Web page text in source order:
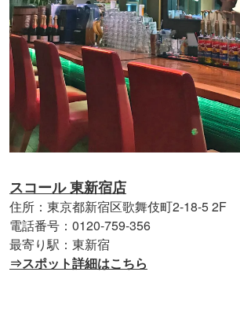
スコール 東新宿店
住所：東京都新宿区歌舞伎町2-18-5 2F
電話番号：0120-759-356
最寄り駅：東新宿
⇒スポット詳細はこちら